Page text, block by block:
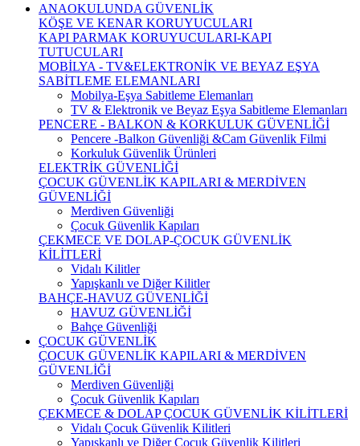
ANAOKULUNDA GÜVENLİK
KÖŞE VE KENAR KORUYUCULARI
KAPI PARMAK KORUYUCULARI-KAPI
TUTUCULARI
MOBİLYA - TV&ELEKTRONİK VE BEYAZ EŞYA
SABİTLEME ELEMANLARI
Mobilya-Eşya Sabitleme Elemanları
TV & Elektronik ve Beyaz Eşya Sabitleme Elemanları
PENCERE - BALKON & KORKULUK GÜVENLİĞİ
Pencere -Balkon Güvenliği &Cam Güvenlik Filmi
Korkuluk Güvenlik Ürünleri
ELEKTRİK GÜVENLİĞİ
ÇOCUK GÜVENLİK KAPILARI & MERDİVEN
GÜVENLİĞİ
Merdiven Güvenliği
Çocuk Güvenlik Kapıları
ÇEKMECE VE DOLAP-ÇOCUK GÜVENLİK
KİLİTLERİ
Vidalı Kilitler
Yapışkanlı ve Diğer Kilitler
BAHÇE-HAVUZ GÜVENLİĞİ
HAVUZ GÜVENLİĞİ
Bahçe Güvenliği
ÇOCUK GÜVENLİK
ÇOCUK GÜVENLİK KAPILARI & MERDİVEN
GÜVENLİĞİ
Merdiven Güvenliği
Çocuk Güvenlik Kapıları
ÇEKMECE & DOLAP ÇOCUK GÜVENLİK KİLİTLERİ
Vidalı Çocuk Güvenlik Kilitleri
Yapışkanlı ve Diğer Çocuk Güvenlik Kilitleri